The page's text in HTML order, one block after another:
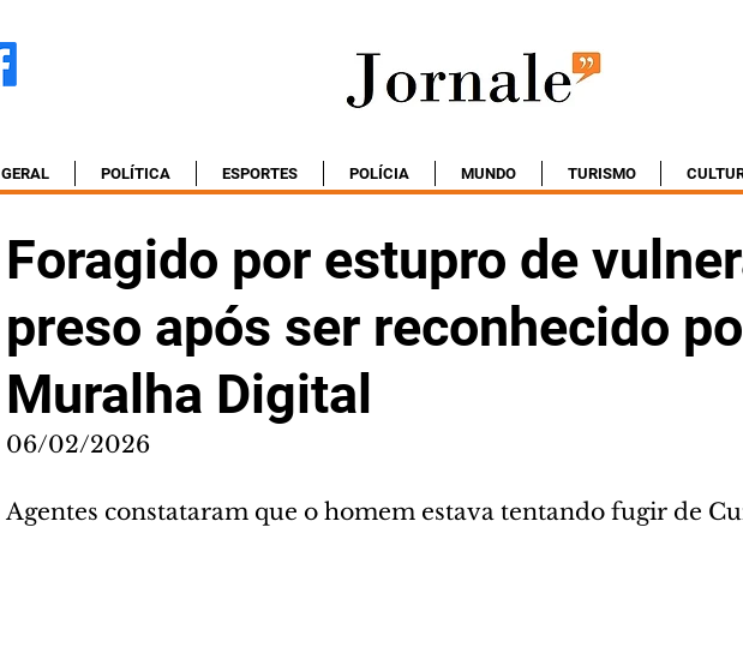
GERAL POLÍTICA ESPORTES POLÍCIA MUNDO TURISMO
Foragido por estupro de
preso após ser reconhecido
Muralha Digital
06/02/2026
Agentes constataram que o homem estava tentando fugir de